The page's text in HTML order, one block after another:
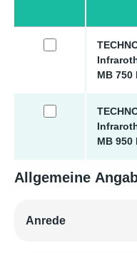
MB 750
MB 950
Allgemeine